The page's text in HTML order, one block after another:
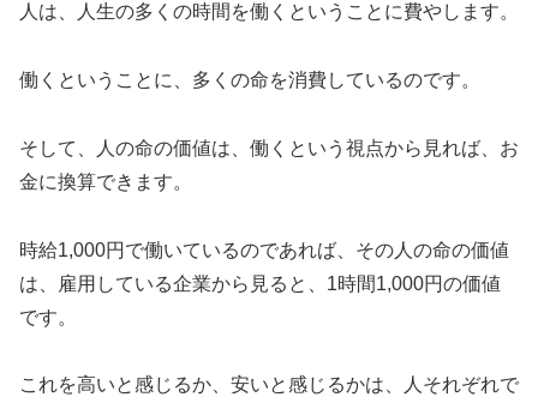
人は、人生の多くの時間を働くということに費やします。
働くということに、多くの命を消費しているのです。
そして、人の命の価値は、働くという視点から見れば、お
金に換算できます。
時給1,000円で働いているのであれば、その人の命の価値
は、雇用している企業から見ると、1時間1,000円の価値
です。
これを高いと感じるか、安いと感じるかは、人それぞれで